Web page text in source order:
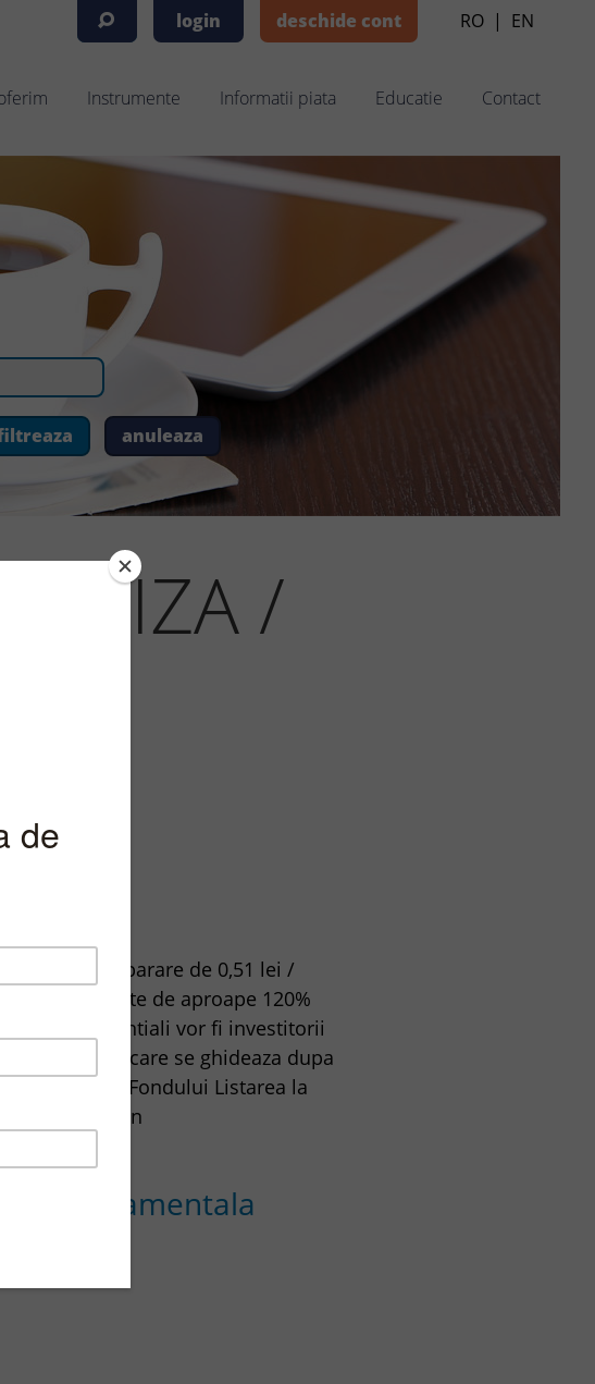
Instrumente Informatii piata Educatie Contact
login deschide cont RO | EN
/
de cumparare de 0,51 lei /
actiune este de aproape 120%
potentiali vor fi investitorii
etc) si care se ghideaza dupa
Fondului Listarea la
de un an
si fundamentala